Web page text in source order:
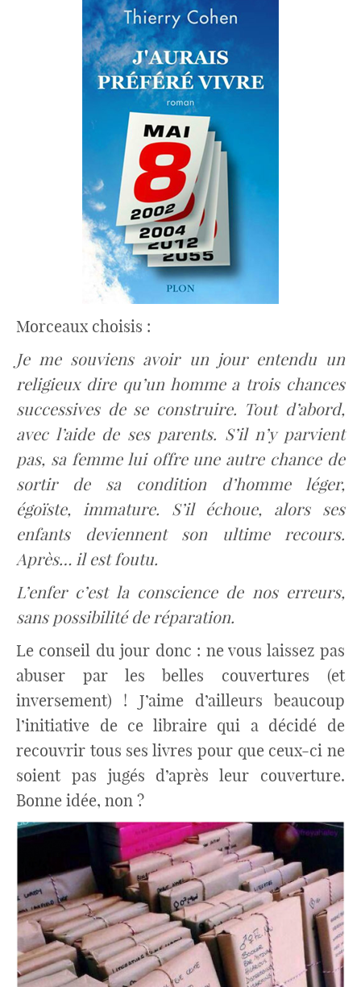
Morceaux choisis :
Je me souviens avoir un jour entendu un
religieux dire qu’un homme a trois chances
successives de se construire. Tout d’abord,
avec l’aide de ses parents. S’il n’y parvient
pas, sa femme lui offre une autre chance de
sortir de sa condition d’homme léger,
égoïste, immature. S’il échoue, alors ses
enfants deviennent son ultime recours.
Après… il est foutu.
L’enfer c’est la conscience de nos erreurs,
sans possibilité de réparation.
Le conseil du jour donc : ne vous laissez pas
abuser par les belles couvertures (et
inversement) ! J’aime d’ailleurs beaucoup
l’initiative de ce libraire qui a décidé de
recouvrir tous ses livres pour que ceux-ci ne
soient pas jugés d’après leur couverture.
Bonne idée, non ?